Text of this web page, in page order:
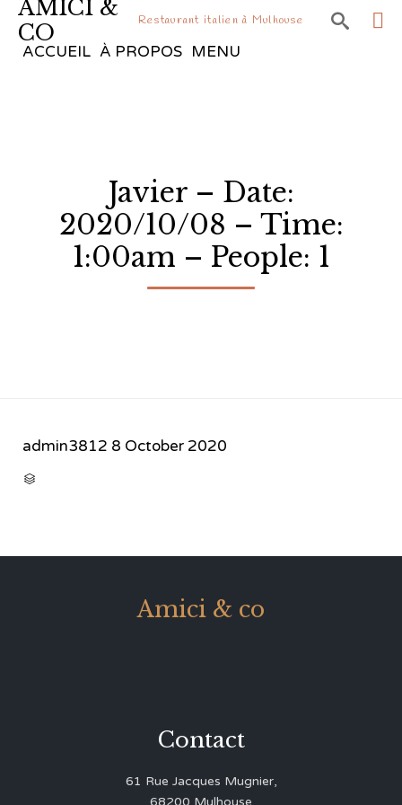
AMICI &
CO
Restaurant italien à Mulhouse 
ACCUEIL À PROPOS MENU
Javier – Date:
2020/10/08 – Time:
1:00am – People: 1
admin3812 8 October 2020

Amici & co
Contact
61 Rue Jacques Mugnier,